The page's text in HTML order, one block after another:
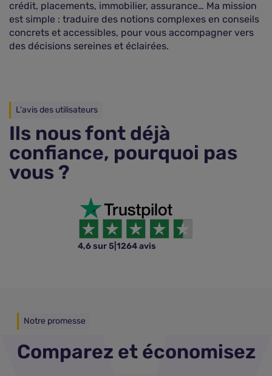
crédit, placements, immobilier, assurance… Ma mission
est simple : traduire des notions complexes en conseils
concrets et accessibles, pour vous accompagner vers
des décisions sereines et éclairées.
L'avis des utilisateurs
Ils nous font déjà
confiance, pourquoi pas
vous ?
4,6 sur 5 1264 avis
Notre promesse
Comparez et économisez